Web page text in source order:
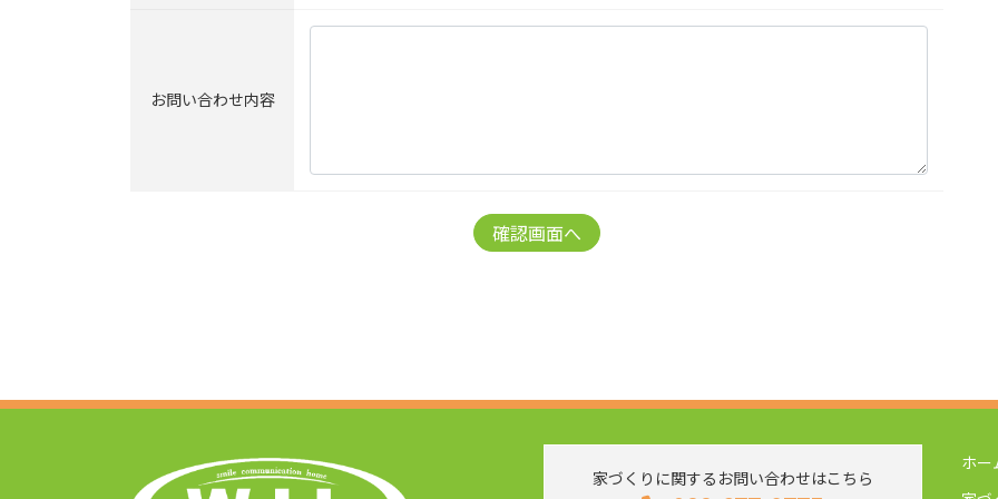
お問い合わせ内容
ホー
家づくりに関するお問い合わせはこちら